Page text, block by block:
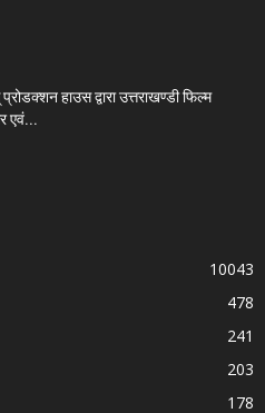
हाउस द्वारा उत्तराखण्डी फिल्म
एवं...
10043
478
241
203
178